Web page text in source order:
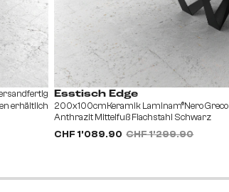
erhältlich
Esstisch Edge
200x100cmKeramik Laminam®Nero Greco
Anthrazit Mittelfuß Flachstahl Schwarz
CHF 1’089.90 CHF 1’299.90